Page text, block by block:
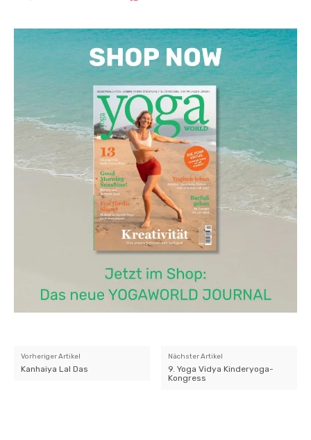
Vorheriger Artikel
Kanhaiya Lal Das
Nächster Artikel
9. Yoga Vidya Kinderyoga-
Kongress